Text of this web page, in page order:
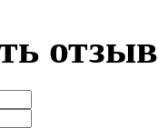
отзыв